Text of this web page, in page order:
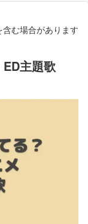
む場合があります
主題歌